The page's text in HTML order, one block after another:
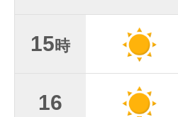
15時
16